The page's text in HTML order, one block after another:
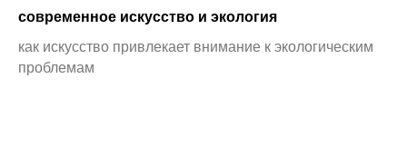
современное искусство и экология
как искусство привлекает внимание к экологическим
проблемам